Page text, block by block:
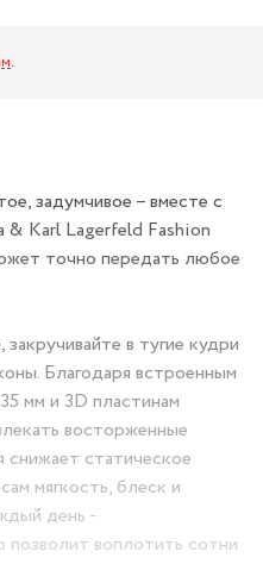
.
задумчивое – вместе с
& Karl Lagerfeld Fashion
точно передать любое
в тугие кудри
Благодаря встроенным
мм и 3D пластинам
восторженные
снижает статическое
мягкость, блеск и
день -
позволит воплотить сотни